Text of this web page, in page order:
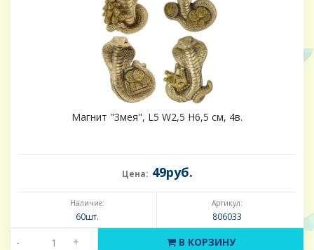
Магнит "Змея", L5 W2,5 H6,5 см, 4в.
Цена: 49руб.
Наличие:
60шт.
Артикул:
806033
- + В КОРЗИНУ